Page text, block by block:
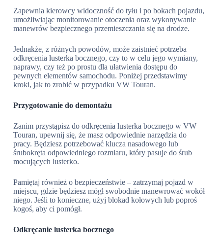
Zapewnia kierowcy widoczność do tyłu i po bokach pojazdu,
umożliwiając monitorowanie otoczenia oraz wykonywanie
manewrów bezpiecznego przemieszczania się na drodze.
Jednakże, z różnych powodów, może zaistnieć potrzeba
odkręcenia lusterka bocznego, czy to w celu jego wymiany,
naprawy, czy też po prostu dla ułatwienia dostępu do
pewnych elementów samochodu. Poniżej przedstawimy
kroki, jak to zrobić w przypadku VW Touran.
Przygotowanie do demontażu
Zanim przystąpisz do odkręcenia lusterka bocznego w VW
Touran, upewnij się, że masz odpowiednie narzędzia do
pracy. Będziesz potrzebować klucza nasadowego lub
śrubokręta odpowiedniego rozmiaru, który pasuje do śrub
mocujących lusterko.
Pamiętaj również o bezpieczeństwie – zatrzymaj pojazd w
miejscu, gdzie będziesz mógł swobodnie manewrować wokół
niego. Jeśli to konieczne, użyj blokad kołowych lub poproś
kogoś, aby ci pomógł.
Odkręcanie lusterka bocznego